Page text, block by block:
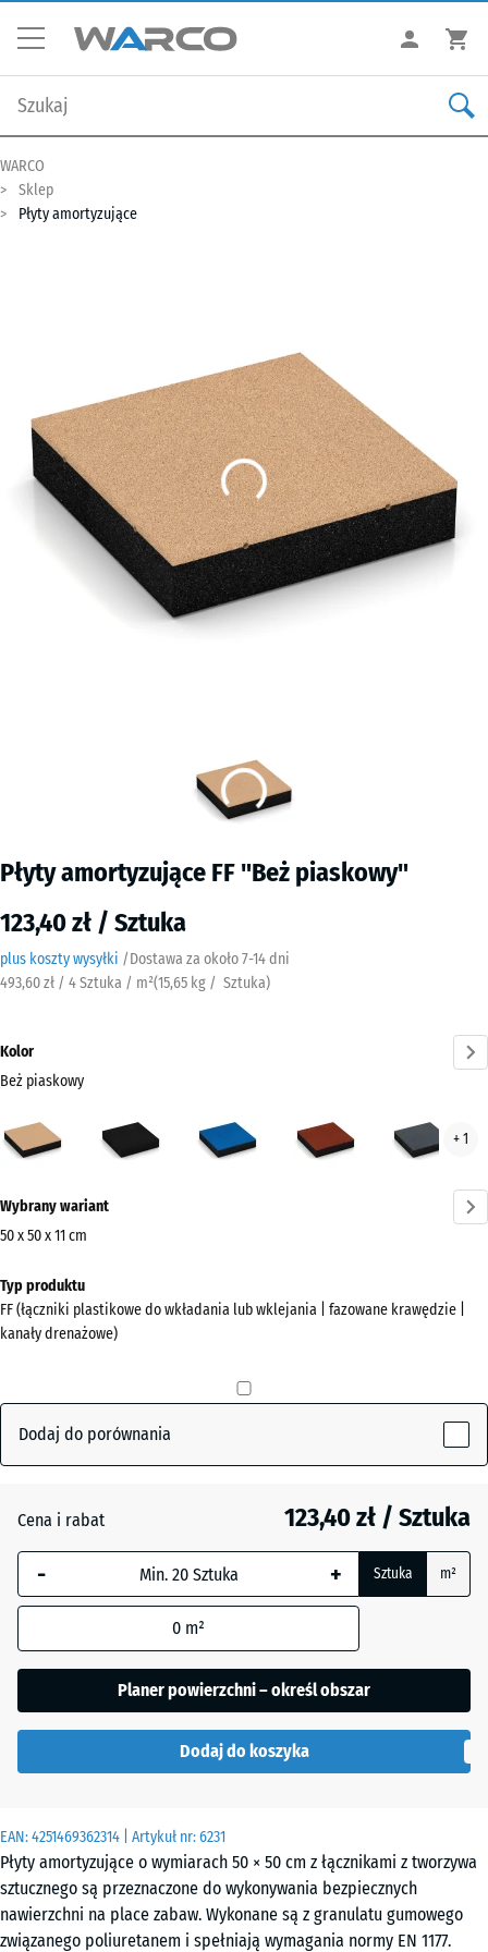
WARCO
Sklep
Płyty amortyzujące
Płyty amortyzujące FF "Beż piaskowy"
123,40 zł / Sztuka
plus koszty wysyłki /Dostawa za około7-14 dni
493,60 zł / 4 Sztuka / m²(15,65 kg / Sztuka)
EAN:4251469362314 | Artykuł nr:6231
Płyty amortyzujące o wymiarach 50 × 50 cm z łącznikami z tworzywa
sztucznego są przeznaczone do wykonywania bezpiecznych
nawierzchni na place zabaw. Wykonane są z granulatu gumowego
związanego poliuretanem i spełniają wymagania normy EN 1177.
Kolor
Beż piaskowy
piaskowy
nieba
Czerwony
ceglasty
+ 1
informacji
o
Pokaż
paletę
Beż
piaskowy(active)
Antracyt
- 1,00 zł
- 17,10 zł
łupkowy
Zielony
trawiasty
- 11,50 zł
Wybrany wariant
50 x 50 x 11 cm
do
wysyłki
500
Wybrany,
niebiesko
obramowany
wymiar jest
obliczenia
zapotrzebowania
(chyba że w
danych produktu
50
x
50
x
11
Typ produktu
FF (łączniki plastikowe do wkładania lub wklejania | fazowane krawędzie |
kanały drenażowe)
Dodaj do porównania
Cena i rabat 123,40 zł / Sztuka
- + Sztuka m²
0 m²
Planer powierzchni – określ obszar
Dodaj do koszyka